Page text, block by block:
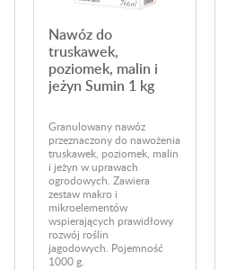
Nawóz do
truskawek,
poziomek, malin i
jeżyn Sumin 1 kg
Granulowany nawóz
przeznaczony do nawożenia
truskawek, poziomek, malin
i jeżyn w uprawach
ogrodowych. Zawiera
zestaw makro i
mikroelementów
wspierających prawidłowy
rozwój roślin
jagodowych. Pojemność
1000 g.